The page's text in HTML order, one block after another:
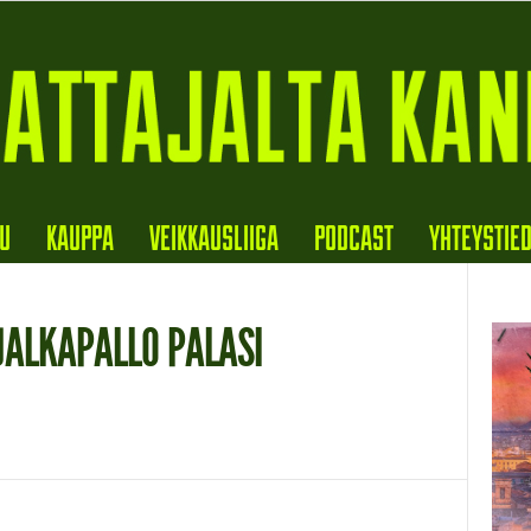
KAUPPA VEIKKAUSLIIGA PODCAST
PALASI